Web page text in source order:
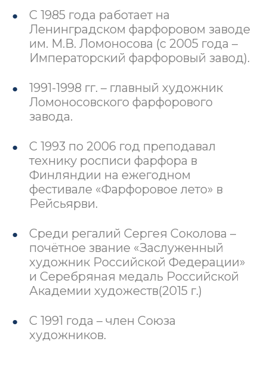
С 1985 года работает на
Ленинградском фарфоровом заводе
им. М.В. Ломоносова (с 2005 года –
Императорский фарфоровый завод).
1991-1998 гг. – главный художник
Ломоносовского фарфорового
завода.
С 1993 по 2006 год преподавал
технику росписи фарфора в
Финляндии на ежегодном
фестивале «Фарфоровое лето» в
Рейсьярви.
Среди регалий Сергея Соколова –
почётное звание «Заслуженный
художник Российской Федерации»
и Серебряная медаль Российской
Академии художеств(2015 г.)
С 1991 года – член Союза
художников.